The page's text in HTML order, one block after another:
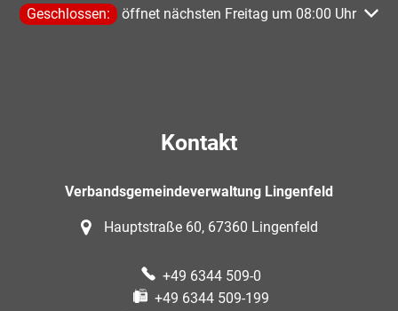
Klicken, um weitere Öffnungs- oder Schließzeiten
Geschlossen: öffnet nächsten Freitag um 08:00 Uhr
Kontakt
Verbandsgemeindeverwaltung Lingenfeld
Hauptstraße 60, 67360 Lingenfeld
+49 6344 509-0
+49 6344 509-199